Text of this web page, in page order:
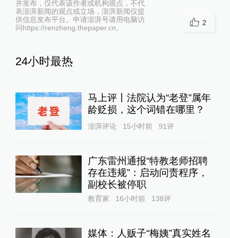
并发布，仅代表该作者或机构观点，不代
表澎湃新闻的观点或立场，澎湃新闻仅提
供信息发布平台。申请澎湃号请用电脑访
问https://renzheng.thepaper.cn。
2
24小时最热
马上评丨法院认为“老登”属年
龄贬损，这个词错在哪里？
澎湃评论 15小时前 91评
广东雷州通报“特教老师招聘
存在违规”：启动问责程序，
副校长被停职
教育家 16小时前 138评
媒体：人贩子“梅姨”真实姓名